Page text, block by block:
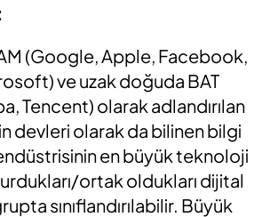
(Google, Apple, Facebook,
ve uzak doğuda BAT
Tencent) olarak adlandırılan
devleri olarak da bilinen bilgi
en büyük teknoloji
ortak oldukları dijital
sınıflandırılabilir. Büyük